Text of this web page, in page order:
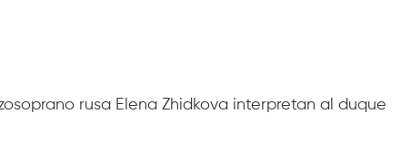
rusa Elena Zhidkova interpretan al duque